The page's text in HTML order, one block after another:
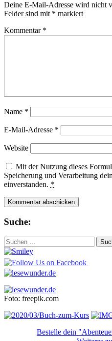
Deine E-Mail-Adresse wird nicht
Felder sind mit * markiert
Kommentar *
Name *
E-Mail-Adresse *
Website
Mit der Nutzung dieses
Speicherung und Verarbeitung
einverstanden. *
Suche:
Suchen
nach:
Foto: freepik.com
Bestelle dein